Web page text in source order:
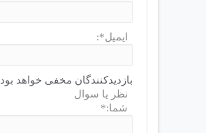
ایمیل*:
بازدیدکنندگان مخفی خواهد بود
نظر یا سوال
شما:*